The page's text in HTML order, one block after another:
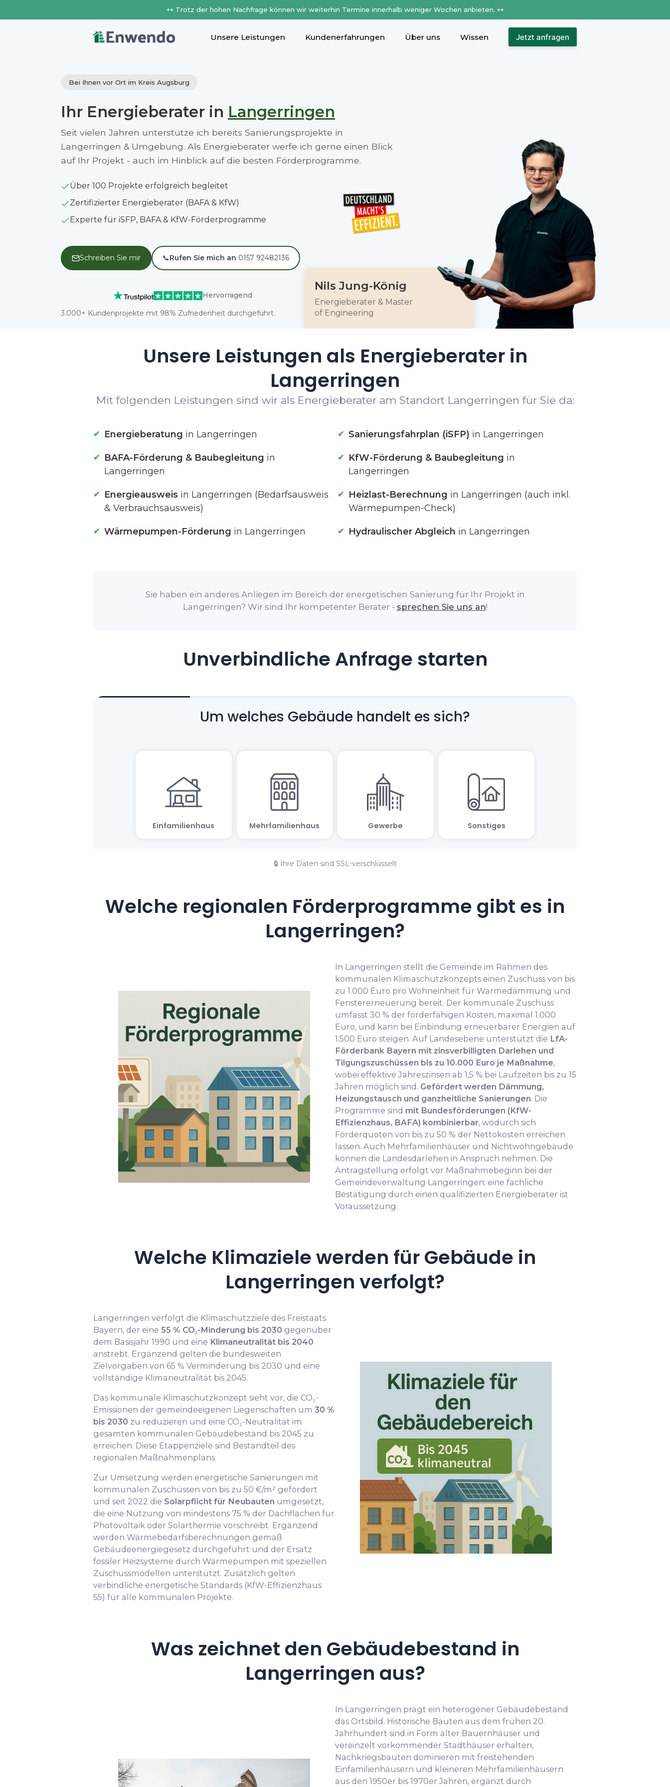
++ Trotz der hohen Nachfrage können wir weiterhin Termine innerhalb weniger Wochen anbieten. ++
Unsere Leistungen Kundenerfahrungen Über uns Wissen Jetzt anfragen
Bei Ihnen vor Ort im Kreis Augsburg
Ihr Energieberater in Langerringen
Seit vielen Jahren unterstütze ich bereits Sanierungsprojekte in
Langerringen & Umgebung. Als Energieberater werfe ich gerne einen Blick
auf Ihr Projekt - auch im Hinblick auf die besten Förderprogramme.
Über 100 Projekte erfolgreich begleitet
Zertifizierter Energieberater (BAFA & KfW)
Experte für iSFP, BAFA & KfW-Förderprogramme
Schreiben Sie mir 📞Rufen Sie mich an 0157 92482136
Hervorragend
3.000+ Kundenprojekte mit 98% Zufriedenheit durchgeführt.
Nils Jung-König
Energieberater & Master
of Engineering
Unsere Leistungen als Energieberater in
Langerringen
Mit folgenden Leistungen sind wir als Energieberater am Standort Langerringen für Sie da:
Energieberatung in Langerringen Sanierungsfahrplan (iSFP) in Langerringen
BAFA-Förderung & Baubegleitung in
Langerringen
KfW-Förderung & Baubegleitung in
Langerringen
Energieausweis in Langerringen (Bedarfsausweis
& Verbrauchsausweis)
Heizlast-Berechnung in Langerringen (auch inkl.
Wärmepumpen-Check)
Wärmepumpen-Förderung in Langerringen Hydraulischer Abgleich in Langerringen
Sie haben ein anderes Anliegen im Bereich der energetischen Sanierung für Ihr Projekt in
Langerringen? Wir sind Ihr kompetenter Berater - sprechen Sie uns an!
Unverbindliche Anfrage starten
🔒 Ihre Daten sind SSL-verschlüsselt
Welche regionalen Förderprogramme gibt es in
Langerringen?
In Langerringen stellt die Gemeinde im Rahmen des
kommunalen Klimaschutzkonzepts einen Zuschuss von bis
zu 1.000 Euro pro Wohneinheit für Wärmedämmung und
Fenstererneuerung bereit. Der kommunale Zuschuss
umfasst 30 % der förderfähigen Kosten, maximal 1.000
Euro, und kann bei Einbindung erneuerbarer Energien auf
1.500 Euro steigen. Auf Landesebene unterstützt die LfA-
Förderbank Bayern mit zinsverbilligten Darlehen und
Tilgungszuschüssen bis zu 10.000 Euro je Maßnahme,
wobei effektive Jahreszinsen ab 1,5 % bei Laufzeiten bis zu 15
Jahren möglich sind. Gefördert werden Dämmung,
Heizungstausch und ganzheitliche Sanierungen. Die
Programme sind mit Bundesförderungen (KfW-
Effizienzhaus, BAFA) kombinierbar, wodurch sich
Förderquoten von bis zu 50 % der Nettokosten erreichen
lassen. Auch Mehrfamilienhäuser und Nichtwohngebäude
können die Landesdarlehen in Anspruch nehmen. Die
Antragstellung erfolgt vor Maßnahmebeginn bei der
Gemeindeverwaltung Langerringen; eine fachliche
Bestätigung durch einen qualifizierten Energieberater ist
Voraussetzung.
Welche Klimaziele werden für Gebäude in
Langerringen verfolgt?
Langerringen verfolgt die Klimaschutzziele des Freistaats
Bayern, der eine 55 % CO₂-Minderung bis 2030 gegenüber
dem Basisjahr 1990 und eine Klimaneutralität bis 2040
anstrebt. Ergänzend gelten die bundesweiten
Zielvorgaben von 65 % Verminderung bis 2030 und eine
vollständige Klimaneutralität bis 2045.
Das kommunale Klimaschutzkonzept sieht vor, die CO₂-
Emissionen der gemeindeeigenen Liegenschaften um 30 %
bis 2030 zu reduzieren und eine CO₂-Neutralität im
gesamten kommunalen Gebäudebestand bis 2045 zu
erreichen. Diese Etappenziele sind Bestandteil des
regionalen Maßnahmenplans.
Zur Umsetzung werden energetische Sanierungen mit
kommunalen Zuschüssen von bis zu 50 €/m² gefördert
und seit 2022 die Solarpflicht für Neubauten umgesetzt,
die eine Nutzung von mindestens 75 % der Dachflächen für
Photovoltaik oder Solarthermie vorschreibt. Ergänzend
werden Wärmebedarfsberechnungen gemäß
Gebäudeenergiegesetz durchgeführt und der Ersatz
fossiler Heizsysteme durch Wärmepumpen mit speziellen
Zuschussmodellen unterstützt. Zusätzlich gelten
verbindliche energetische Standards (KfW-Effizienzhaus
55) für alle kommunalen Projekte.
Was zeichnet den Gebäudebestand in
Langerringen aus?
In Langerringen prägt ein heterogener Gebäudebestand
das Ortsbild. Historische Bauten aus dem frühen 20.
Jahrhundert sind in Form alter Bauernhäuser und
vereinzelt vorkommender Stadthäuser erhalten,
Nachkriegsbauten dominieren mit freistehenden
Einfamilienhäusern und kleineren Mehrfamilienhäusern
aus den 1950er bis 1970er Jahren, ergänzt durch